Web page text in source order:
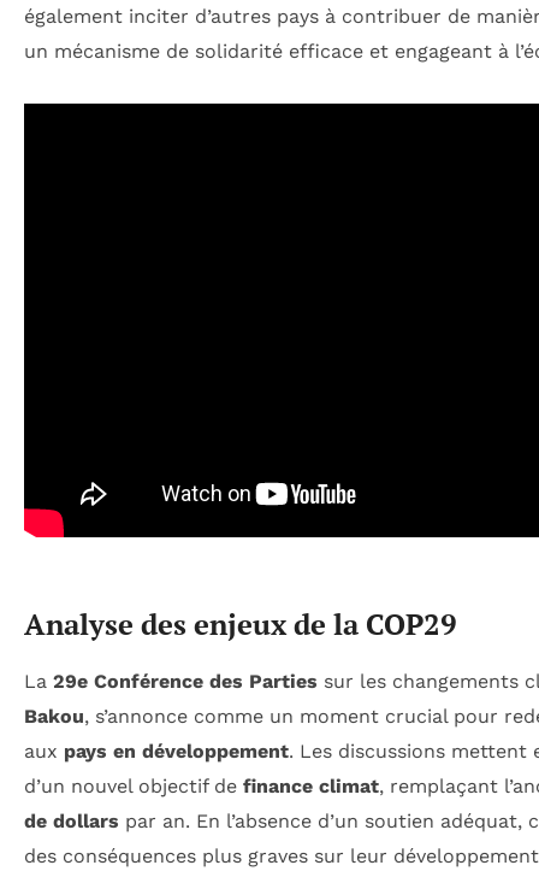
également inciter d’autres pays à contribuer de
un mécanisme de solidarité efficace et engageant à
Analyse des enjeux de la COP29
La 29e Conférence des Parties sur les changements
Bakou, s’annonce comme un moment crucial pour
aux pays en développement. Les discussions mettent
d’un nouvel objectif de finance climat, remplaçant
de dollars par an. En l’absence d’un soutien adéquat,
des conséquences plus graves sur leur